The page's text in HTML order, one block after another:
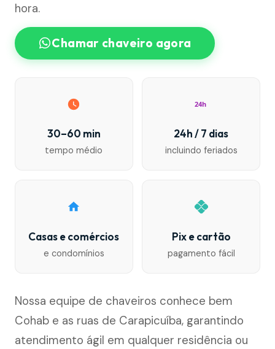
hora.
Chamar chaveiro agora
30–60 min
tempo médio
24h
24h / 7 dias
incluindo feriados
Casas e comércios
e condomínios
Pix e cartão
pagamento fácil
Nossa equipe de chaveiros conhece bem
Cohab e as ruas de Carapicuíba, garantindo
atendimento ágil em qualquer residência ou